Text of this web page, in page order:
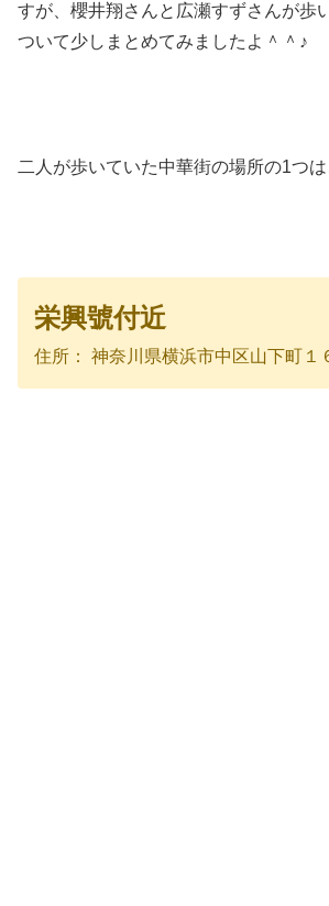
すが、櫻井翔さんと広瀬すずさんが歩
ついて少しまとめてみましたよ＾＾♪
二人が歩いていた中華街の場所の1つ
栄興號付近
住所： 神奈川県横浜市中区山下町１